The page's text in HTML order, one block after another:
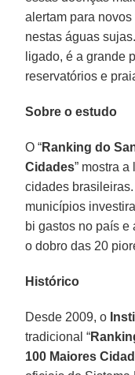
alertam para
nestas águas
ligado, é a grande
reservatórios e
Sobre o estudo
O “Ranking do
Cidades” mostra
cidades
municípios
bi gastos no país
o dobro das 20
Histórico
Desde 2009, o
tradicional “
100 Maiores